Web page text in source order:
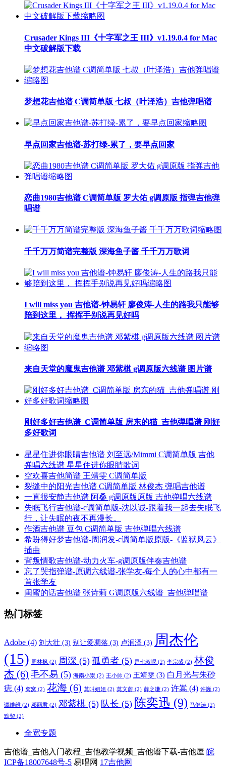
Crusader Kings III《十字军之王 III》v1.19.0.4 for Mac
中文破解版下载
梦想花吉他谱 C调简单版 七叔（叶泽浩）吉他弹唱谱
早点回家吉他谱-苏打绿-累了，要早点回家
恋曲1980吉他谱 C调简单版 罗大佑 g调原版 指弹吉他弹
唱谱
千千万万简谱完整版 深海鱼子酱 千千万万歌词
I will miss you 吉他谱-钟易轩 廖俊涛-人生的路我只能够
陪到这里， 挥挥手别说再见好吗
来自天堂的魔鬼吉他谱 邓紫棋 g调原版六线谱 图片谱
刚好多好吉他谱_C调简单版 房东的猫_吉他弹唱谱 刚好
多好歌词
星星住进你眼睛吉他谱 刘至远/Mimmi C调简单版 吉他
弹唱六线谱 星星住进你眼睛歌词
空欢喜吉他简谱 王靖雯 C调简单版
裂缝中的阳光吉他谱 C调简单版 林俊杰 弹唱吉他谱
一直很安静吉他谱 阿桑 g调原版原版 吉他弹唱六线谱
失眠飞行吉他谱-c调简单版-沈以诚-跟着我一起去失眠飞
行，让失眠的夜不再漫长。
作酒吉他谱 豆包 C调简单版 吉他弹唱六线谱
希盼得好梦吉他谱-周润发-c调简单版原版-《监狱风云》
插曲
背叛情歌吉他谱-动力火车-g调原版伴奏吉他谱
忘了哭指弹谱-原调六线谱-张学友-每个人的心中都有一
首张学友
闺蜜的话吉他谱 张诗莉 G调原版六线谱_吉他弹唱谱
热门标签
Adobe (4) 刘大壮 (3) 别让爱凋落 (3) 卢润泽 (3) 周杰伦
(15)
周林枫 (2) 周深 (5) 孤勇者 (5) 是七叔呢 (2) 李宗盛 (2) 林俊
杰 (6) 毛不易 (5) 海南小崇 (2) 王小帅 (2) 王靖雯 (3) 白月光与朱砂
痣 (4) 窝窝 (2) 花海 (6) 莫叫姐姐 (2) 莫文蔚 (2) 薛之谦 (2) 许嵩 (4) 许巍 (2)
谭维维 (2) 邓丽君 (2) 邓紫棋 (5) 队长 (5) 陈奕迅 (9) 马健涛 (2)
默契 (2)
全宽专题
吉他谱_吉他入门教程_吉他教学视频_吉他谱下载-吉他屋 皖
ICP备18007648号-5 易唱网 17吉他网